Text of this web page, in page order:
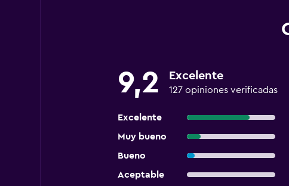
9,2 Excelente
127 opiniones verificadas
Excelente
Muy bueno
Bueno
Aceptable